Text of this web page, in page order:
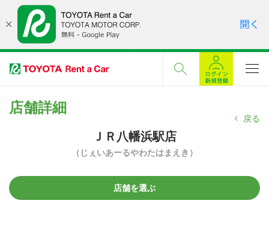
店舗詳細
戻る
ＪＲ八幡浜駅店
（じぇいあーるやわたはまえき）
店舗を選ぶ